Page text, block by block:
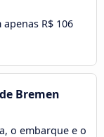
R$ 106
Bremen
o embarque e o